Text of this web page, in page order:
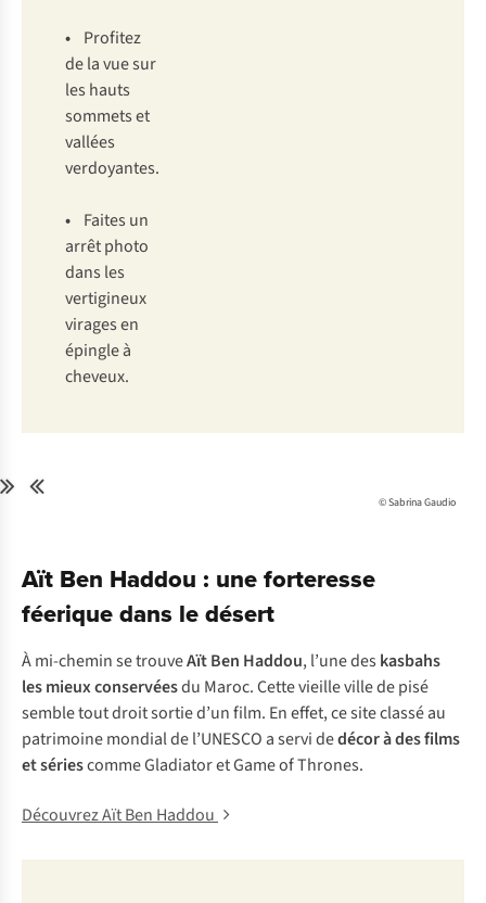
• Profitez
de la vue sur
les hauts
sommets et
vallées
verdoyantes.
• Faites un
arrêt photo
dans les
vertigineux
virages en
épingle à
cheveux.
© Sabrina Gaudio
Aït Ben Haddou : une forteresse
féerique dans le désert
À mi-chemin se trouveAït Ben Haddou, l’une des kasbahs
les mieux conservéesdu Maroc. Cette vieille ville de pisé
semble tout droit sortie d’un film. En effet, ce site classé au
patrimoine mondial de l’UNESCO a servi dedécor à des films
et sériescommeGladiatoretGame of Thrones.
Découvrez Aït Ben Haddou